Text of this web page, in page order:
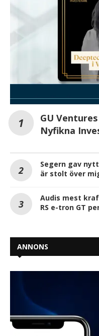
GU
Nyfikna
Segern gav
är stolt över
Audis mest
RS e-tron GT
ANNONS